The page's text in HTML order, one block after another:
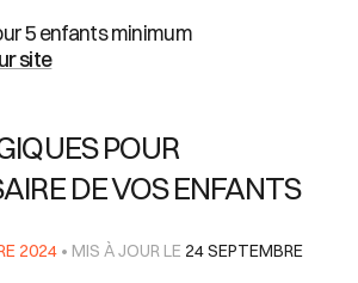
POUR
DE VOS ENFANTS
2024 • MIS À JOUR LE 24 SEPTEMBRE
5 enfants minimum
site